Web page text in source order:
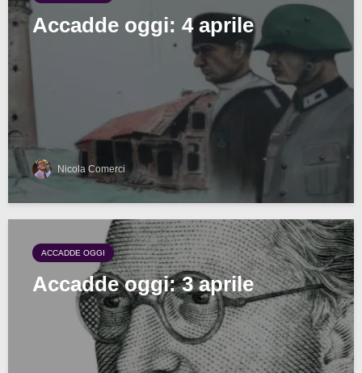
Accadde oggi: 4 aprile
Nicola Comerci
ACCADDE OGGI
Accadde oggi: 3 aprile